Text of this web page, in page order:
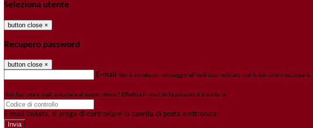
Seleziona utente
button close ×
Recupero password
button close ×
E-mail Verrà inviato un messaggio all'indirizzo indicato con le istruzioni necessarie.
Non hai una e-mail associata al nome utente? Effettua il reset della password tramite la
E-mail inviata, si prega di controllare la casella di posta elettronica!